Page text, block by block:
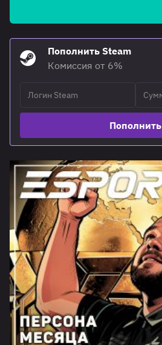
Пополнить Steam
Комиссия от 6%
Пополнить